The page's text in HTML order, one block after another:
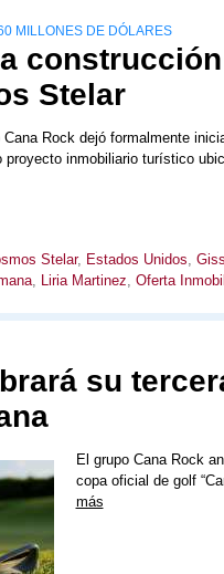
MILLONES DE DÓLARES
Stelar
Cana Rock dejó formalmente
proyecto inmobiliario turístico
Stelar, Estados Unidos,
, Liria Martinez, Oferta
su
El grupo Cana Rock
copa oficial de golf
más